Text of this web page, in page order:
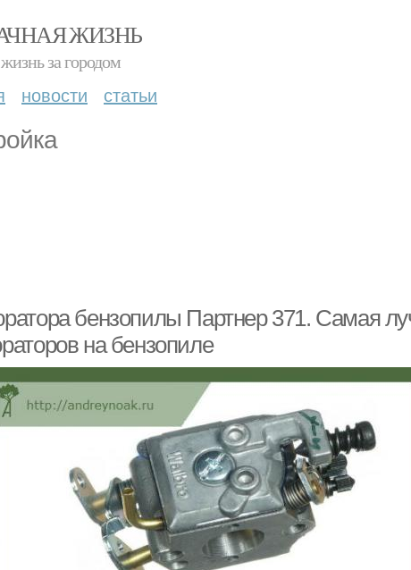
ЖИЗНЬ
жизнь за городом
новости статьи
бензопилы Партнер 371. Самая
на бензопиле